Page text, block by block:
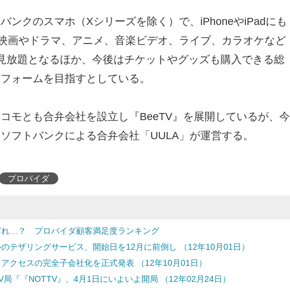
ンクのスマホ（Xシリーズを除く）で、iPhoneやiPadにも
画やドラマ、アニメ、音楽ビデオ、ライブ、カラオケなど
放題となるほか、今後はチケットやグッズも購入できる総
ォームを目指すとしている。
モとも合弁会社を設立し『BeeTV』を展開しているが、今
フトバンクによる合弁会社「UULA」が運営する。
プロバイダ
れ…？ プロバイダ顧客満足度ランキング
テザリングサービス、開始日を12月に前倒し （12年10月01日）
クセスの完全子会社化を正式発表 （12年10月01日）
局『『NOTTV』、4月1日にいよいよ開局 （12年02月24日）